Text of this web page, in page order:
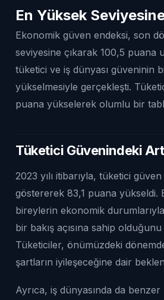
En Yüksek
Ekonomik güven endeksi, son
seviyesine çıkarak 100,5 puana
tüketici ve iş dünyası güveninin
yükselmesiyle gerçekleşti.
puana yükselerek olumlu bir
Tüketici Güvenindeki
2023 yılı itibarıyla, tüketici
göstererek 83,1 puana yükseldi.
bireylerin ekonomik
bir bakış açısına sahip
Tüketiciler, önümüzdeki
şartların iyileşeceğine dair
Ayrıca, iş dünyasında da